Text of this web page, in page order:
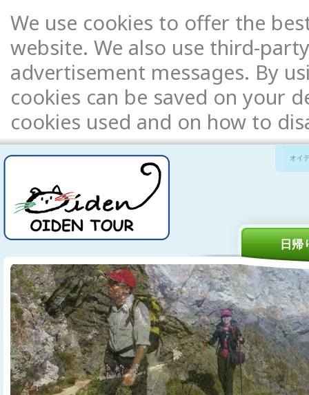
We use cookies to offer the
website. We also use third-
advertisement messages. By
cookies can be saved on your
cookies used and on how to
オイ
日帰